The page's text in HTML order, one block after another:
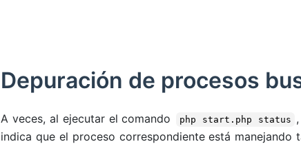
Depuración de procesos
A veces, al ejecutar el comando php start.php status
indica que el proceso correspondiente está manejando